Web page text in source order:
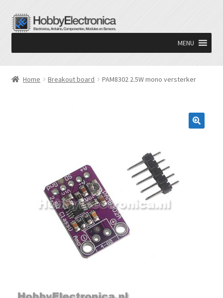
Ga
door
navigatie
Ga
naar
inhoud
MENU
Home Breakout board PAM8302 2.5W mono versterker